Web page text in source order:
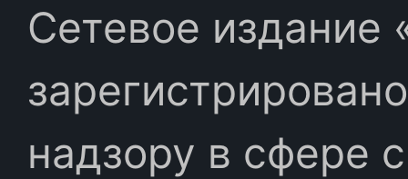
Сетевое издание
надзору в сфере